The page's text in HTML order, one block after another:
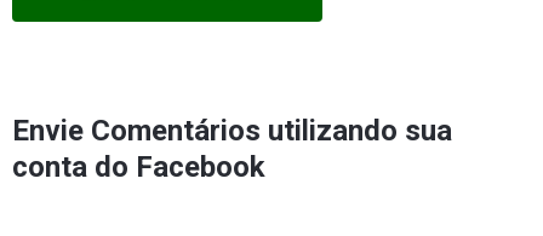
Envie Comentários utilizando sua
conta do Facebook